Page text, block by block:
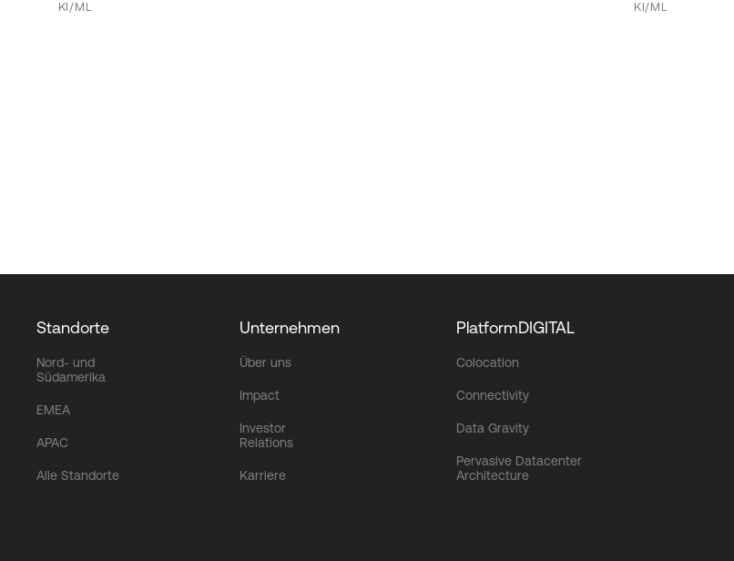
KI/ML KI/ML
Standorte
Nord- und
Südamerika
EMEA
APAC
Alle Standorte
Unternehmen
Über uns
Impact
Investor
Relations
Karriere
PlatformDIGITAL
Colocation
Connectivity
Data Gravity
Pervasive Datacenter
Architecture